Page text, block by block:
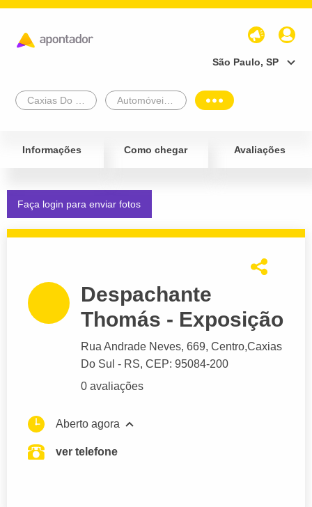
São Paulo, SP
Informações Como chegar Avaliações
Faça login para enviar fotos
Despachante
Thomás - Exposição
Rua Andrade Neves, 669, Centro,Caxias
Do Sul - RS, CEP: 95084-200
0 avaliações
Aberto agora
ver telefone